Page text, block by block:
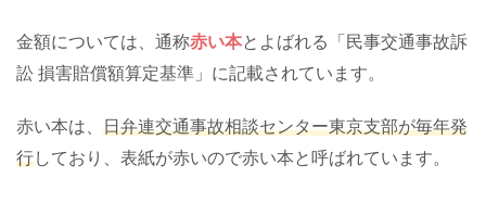
金額については、通称赤い本とよばれる「民事交通事故訴
訟 損害賠償額算定基準」に記載されています。
赤い本は、 日弁連交通事故相談センター東京支部が毎年発
行しており、表紙が赤いので赤い本と呼ばれています。